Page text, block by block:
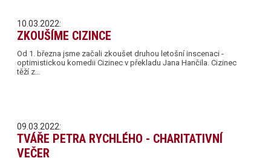
10.03.2022:
ZKOUŠÍME CIZINCE
Od 1. března jsme začali zkoušet druhou letošní inscenaci -
optimistickou komedii Cizinec v překladu Jana Hančila. Cizinec
těží z…
09.03.2022:
TVÁŘE PETRA RYCHLÉHO - CHARITATIVNÍ
VEČER